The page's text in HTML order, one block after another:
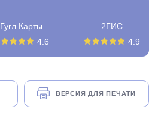
Гугл.Карты
4.6
2ГИС
4.9
ВЕРСИЯ ДЛЯ ПЕЧАТИ